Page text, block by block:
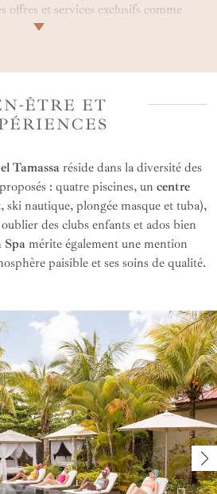
offres et services exclusifs comme
in ou des surclassements
à des tarifs privilégiés
votre créateur de voyage
ÊTRE ET
Tamassaréside dans la diversité des
: quatre piscines, un centre
ski nautique, plongée masque et tuba),
des clubs enfants et ados bien
Spamérite également une mention
paisible et ses soins de qualité.